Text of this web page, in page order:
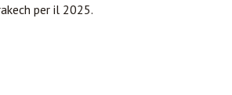
per il 2025.